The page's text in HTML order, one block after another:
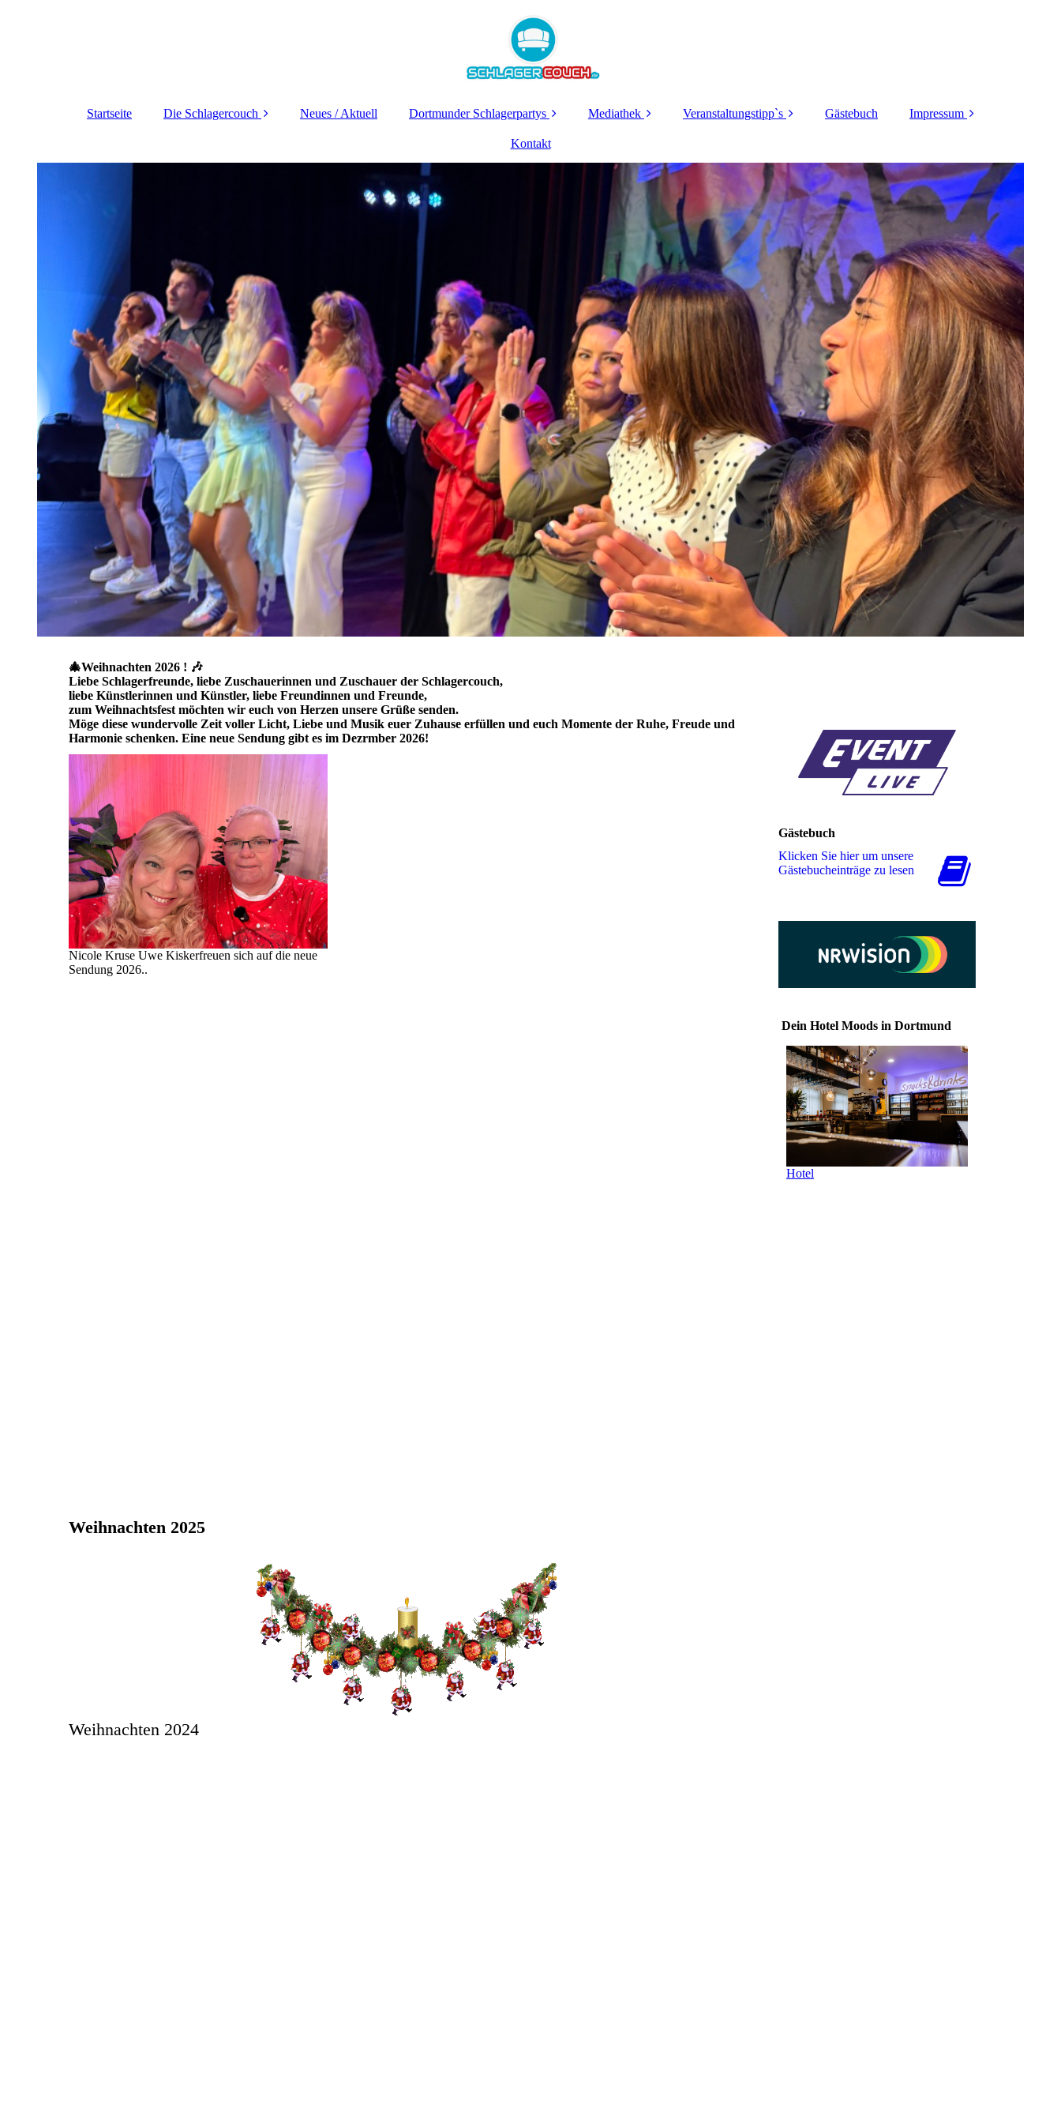
Startseite Die Schlagercouch
Das Team der
Schlagercouch
Schlagercouch im TV
Das Studio
Presseberichte über
uns
Gäste auf der
Schlagercouch
Neues / Aktuell Dortmunder Schlagerpartys
12.09.2026
Dortmunder-
Schlagerparty 2026
Lichterfest 2025
Schlagerparty
Dortmunder-
Schlagerparty 2025
Die Schlagerparty
2024
EM-Schlagerparty
2024
Lichterfest
Schlagerparty 2024
Lichterfest
Schlagerparty 2023
Dortmunder
Schlagerpartys 2023
Schlagershow 2022
Schlagerparty im TV
Die Dortmunder
Schlagerparty
Moderation & Presse
Mediathek
Sendungen 2025
Sendungen 2024
Sendungen 2023
Sendungen 2022
Sendungen 2021
Sendungen 2020
Alle Sendungen und
Gäste
Veranstaltungstipp`s Gästebuch Impressum
Kontakt
🎄Weihnachten 2026 ! 🎶
Liebe Schlagerfreunde, liebe Zuschauerinnen und Zuschauer der Schlagercouch,
liebe Künstlerinnen und Künstler, liebe Freundinnen und Freunde,
zum Weihnachtsfest möchten wir euch von Herzen unsere Grüße senden.
Möge diese wundervolle Zeit voller Licht, Liebe und Musik euer Zuhause erfüllen und euch Momente der Ruhe, Freude und
Harmonie schenken. Eine neue Sendung gibt es im Dezrmber 2026!
Nicole Kruse Uwe Kiskerfreuen sich auf die neue
Sendung 2026..
Weihnachten 2025
Weihnachten 2024
Gästebuch
Klicken Sie hier um unsere
Gäs­te­buch­ein­trä­ge zu lesen
Dein Hotel Moods in Dortmund
Hotel